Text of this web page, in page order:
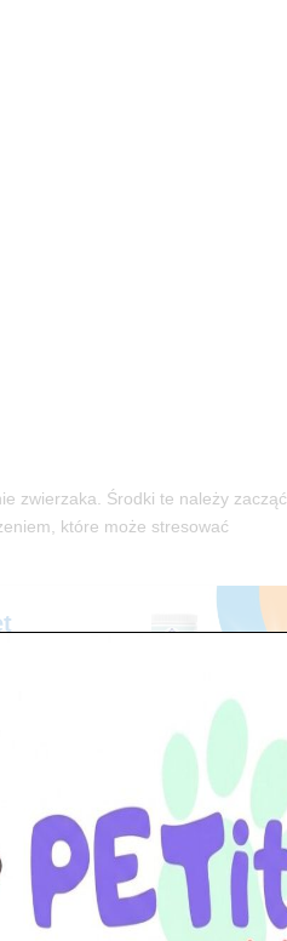
zwierzaka. Środki te należy zacząć
które może stresować
spokój z
zoologicznych w